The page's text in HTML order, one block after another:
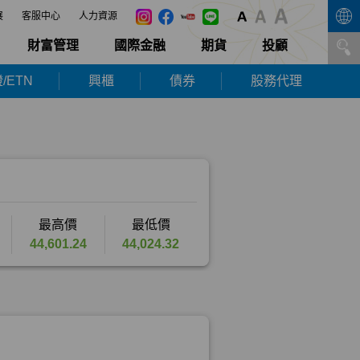
客服中心 人力資源
財富管理 國際金融 期貨 投顧
ETN 興櫃 債券 股務代理